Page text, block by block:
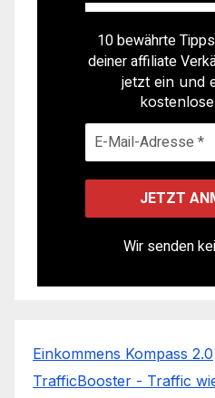
10 bewährte
deiner affiliate
jetzt ein und
Wir senden
Einkommens Kompass 2.0
TrafficBooster - Traffic